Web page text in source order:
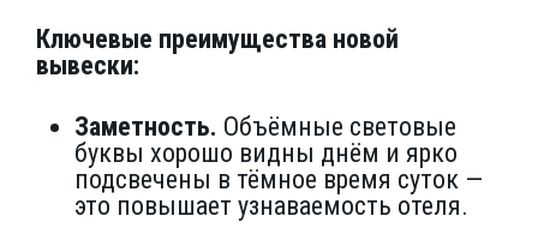
Ключевые преимущества новой
вывески:
Заметность. Объёмные световые
буквы хорошо видны днём и ярко
подсвечены в тёмное время суток —
это повышает узнаваемость отеля.